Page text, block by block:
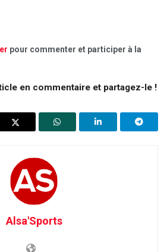
pour commenter et participer à la
en commentaire et partagez-le !
Alsa'Sports